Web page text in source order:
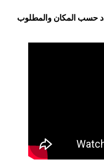
حسب المكان والمطلوب